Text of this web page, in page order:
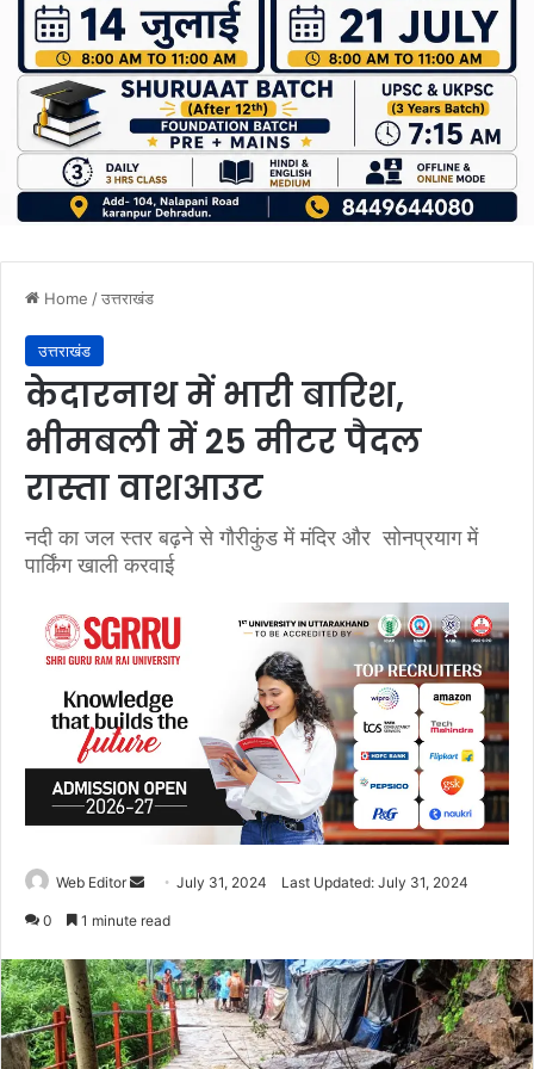
Home /उत्तराखंड
उत्तराखंड
केदारनाथ में भारी बारिश,
भीमबली में 25 मीटर पैदल
रास्ता वाशआउट
नदी का जल स्तर बढ़ने से गौरीकुंड में मंदिर और सोनप्रयाग में
पार्किंग खाली करवाई
Web Editor
d
a
n
e
July 31, 2024 Last Updated: July 31, 2024
0 1 minute read